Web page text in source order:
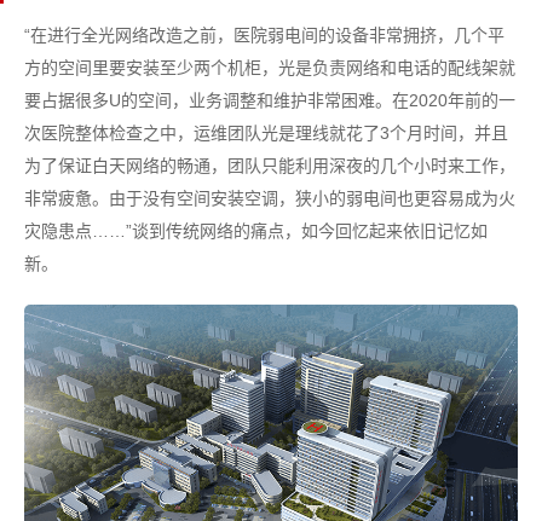
“在进行全光网络改造之前，医院弱电间的设备非常拥挤，几个平
方的空间里要安装至少两个机柜，光是负责网络和电话的配线架就
要占据很多U的空间，业务调整和维护非常困难。在2020年前的一
次医院整体检查之中，运维团队光是理线就花了3个月时间，并且
为了保证白天网络的畅通，团队只能利用深夜的几个小时来工作，
非常疲惫。由于没有空间安装空调，狭小的弱电间也更容易成为火
灾隐患点……”谈到传统网络的痛点，如今回忆起来依旧记忆如
新。